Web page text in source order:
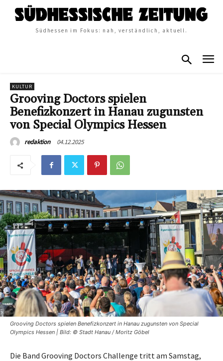
Südhessen im Fokus: nah, verständlich, aktuell.
KULTUR
Grooving Doctors spielen
Benefizkonzert in Hanau zugunsten
von Special Olympics Hessen
redaktion 04.12.2025
Grooving Doctors spielen Benefizkonzert in Hanau zugunsten von Special
Olympics Hessen | Bild: © Stadt Hanau / Moritz Göbel
Die Band Grooving Doctors Challenge tritt am Samstag,